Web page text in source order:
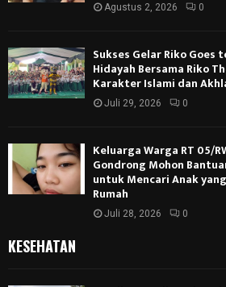
Agustus 2, 2026 0
Sukses Gelar Riko Goes
Hidayah Bersama Riko
Karakter Islami dan
Juli 29, 2026 0
Keluarga Warga RT 05/
Gondrong Mohon
untuk Mencari Anak
Rumah
Juli 28, 2026 0
KESEHATAN